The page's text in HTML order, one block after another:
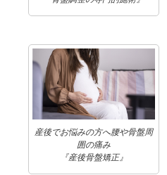
産後でお悩みの方へ腰や骨盤周
囲の痛み
『産後骨盤矯正』